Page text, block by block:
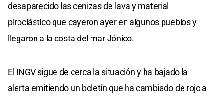
desaparecido las cenizas de lava y material
piroclástico que cayeron ayer en algunos pueblos y
llegaron a la costa del mar Jónico.
El INGV sigue de cerca la situación y ha bajado la
alerta emitiendo un boletín que ha cambiado de rojo a